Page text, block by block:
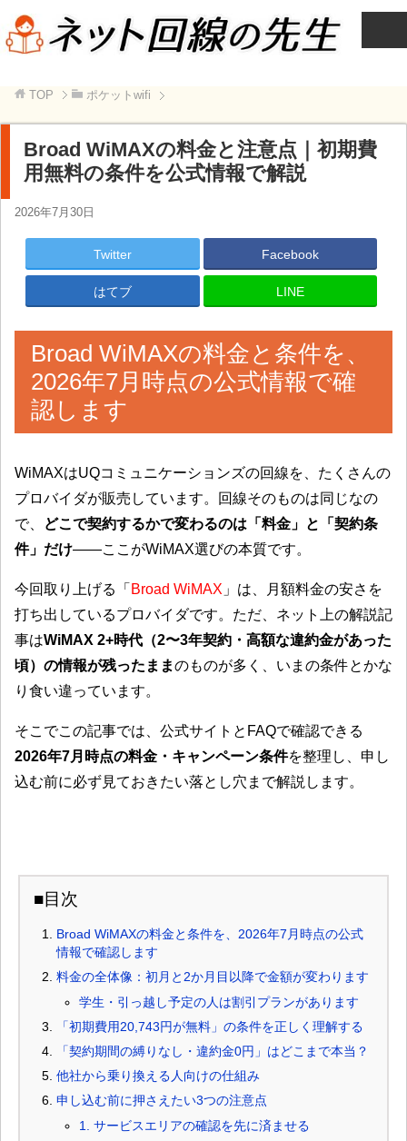
TOP ポケットwifi
Broad WiMAXの料金と注意点｜初期費
用無料の条件を公式情報で解説
2026年7月30日
Twitter Facebook
はてブ LINE
Broad WiMAXの料金と条件を、
2026年7月時点の公式情報で確
認します
WiMAXはUQコミュニケーションズの回線を、たくさんの
プロバイダが販売しています。回線そのものは同じなの
で、
どこで契約するかで変わるのは「料金」と「契約条
件」だけ——ここがWiMAX選びの本質です。
今回取り上げる「 Broad WiMAX 」は、月額料金の安さを
打ち出しているプロバイダです。ただ、ネット上の解説記
事はWiMAX 2+時代（2〜3年契約・高額な違約金があった
頃）の情報が残ったままのものが多く、いまの条件とかな
り食い違っています。
そこでこの記事では、公式サイトとFAQで確認できる
2026年7月時点の料金・キャンペーン条件を整理し、申し
込む前に必ず見ておきたい落とし穴まで解説します。
■目次
Broad WiMAXの料金と条件を、2026年7月時点の公式
情報で確認します
料金の全体像：初月と2か月目以降で金額が変わります
学生・引っ越し予定の人は割引プランがあります
「初期費用20,743円が無料」の条件を正しく理解する
「契約期間の縛りなし・違約金0円」はどこまで本当？
他社から乗り換える人向けの仕組み
申し込む前に押さえたい3つの注意点
1. サービスエリアの確認を先に済ませる